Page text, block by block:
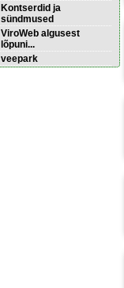
Kontserdid ja
sündmused
ViroWeb algusest
lõpuni...
veepark